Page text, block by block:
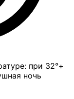
при 32°+
ночь